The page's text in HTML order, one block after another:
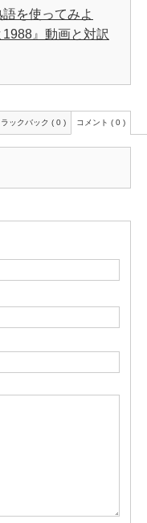
を使ってみよ
』動画と対訳
ラックバック ( 0 ) コメント ( 0 )